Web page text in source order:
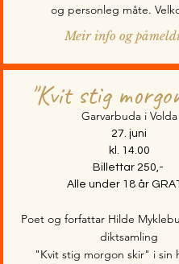
og personleg måte.
Meir info og
"Kvit stig
Garvarbuda i Volda
27. juni
kl. 14.00
Billettar 250,-
Alle under 18 år
Poet og forfattar Hilde
diktsamling
"Kvit stig morgon skir" i sin